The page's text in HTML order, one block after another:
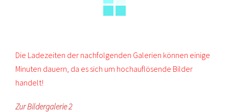
Die Ladezeiten der nachfolgenden Galerien können einige
Minuten dauern, da es sich um hochauflösende Bilder
handelt!
Zur Bildergalerie 2